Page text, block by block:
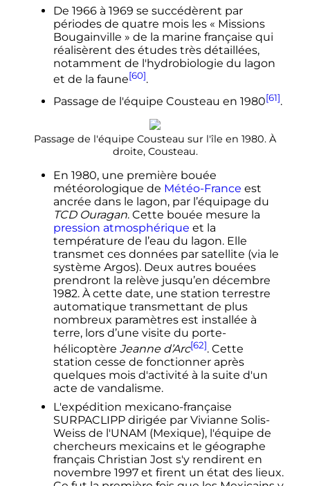
De 1966 à 1969 se succédèrent par
périodes de quatre mois les « Missions
Bougainville » de la marine française qui
réalisèrent des études très détaillées,
notamment de l'hydrobiologie du lagon
et de la faune[60].
Passage de l'équipe Cousteau en 1980[61].
Passage de l'équipe Cousteau sur l'île en 1980. À
droite, Cousteau.
En 1980, une première bouée
météorologique de Météo-France est
ancrée dans le lagon, par l’équipage du
TCD Ouragan. Cette bouée mesure la
pression atmosphérique et la
température de l’eau du lagon. Elle
transmet ces données par satellite (via le
système Argos). Deux autres bouées
prendront la relève jusqu’en décembre
1982. À cette date, une station terrestre
automatique transmettant de plus
nombreux paramètres est installée à
terre, lors d’une visite du porte-
hélicoptère Jeanne d’Arc[62]. Cette
station cesse de fonctionner après
quelques mois d'activité à la suite d'un
acte de vandalisme.
L'expédition mexicano-française
SURPACLIPP dirigée par Vivianne Solis-
Weiss de l'UNAM (Mexique), l'équipe de
chercheurs mexicains et le géographe
français Christian Jost s'y rendirent en
novembre 1997et firent un état des lieux.